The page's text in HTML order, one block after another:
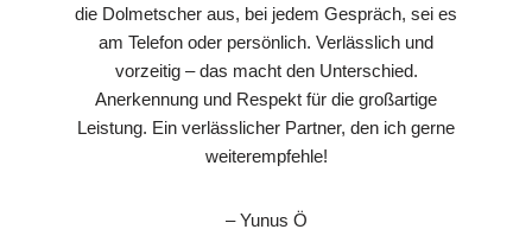
die Dolmetscher aus, bei jedem Gespräch, sei es
am Telefon oder persönlich. Verlässlich und
vorzeitig – das macht den Unterschied.
Anerkennung und Respekt für die großartige
Leistung. Ein verlässlicher Partner, den ich gerne
weiterempfehle!
– Yunus Ö